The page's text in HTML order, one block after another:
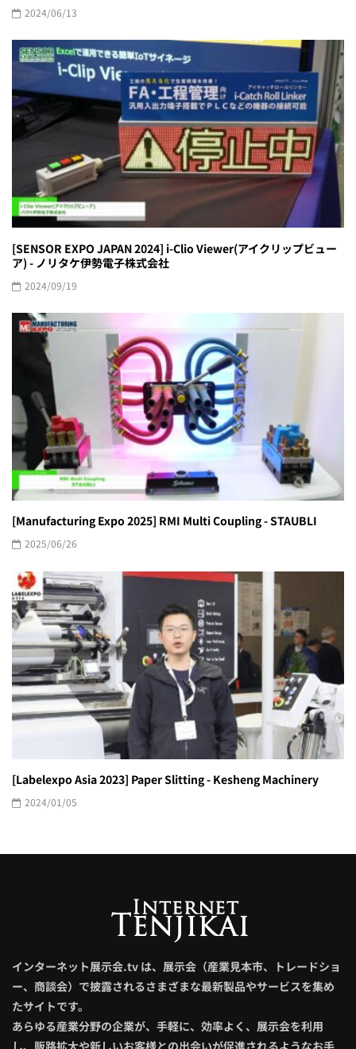
2024/06/13
[SENSOR EXPO JAPAN 2024] i-Clio Viewer(アイクリップビュー
ア) - ノリタケ伊勢電子株式会社
2024/09/19
[Manufacturing Expo 2025] RMI Multi Coupling - STAUBLI
2025/06/26
[Labelexpo Asia 2023] Paper Slitting - Kesheng Machinery
2024/01/05
インターネット展示会.tv は、展示会（産業見本市、トレードショ
ー、商談会）で披露されるさまざまな最新製品やサービスを集め
たサイトです。
あらゆる産業分野の企業が、手軽に、効率よく、展示会を利用
し、販路拡大や新しいお客様との出会いが促進されるようなお手